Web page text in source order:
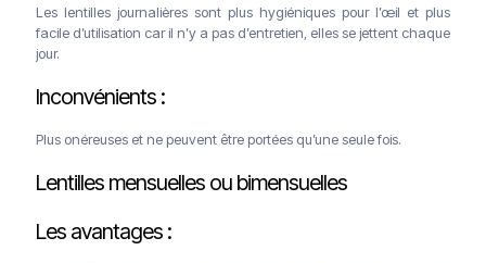
Les lentilles journalières sont plus hygiéniques pour l’œil et plus
facile d’utilisation car il n’y a pas d’entretien, elles se jettent chaque
jour.
Inconvénients :
Plus onéreuses et ne peuvent être portées qu’une seule fois.
Lentilles mensuelles ou bimensuelles
Les avantages :